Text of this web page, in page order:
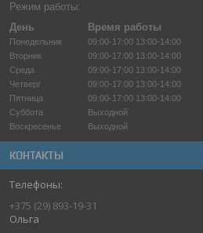
Режим работы:
День
Время работы
Понедельник 09:00-17:00 13:00-14:00
Вторник
09:00-17:00 13:00-14:00
Среда
09:00-17:00 13:00-14:00
Четверг
09:00-17:00 13:00-14:00
Пятница
09:00-17:00 13:00-14:00
Суббота
Выходной
Воскресенье
Выходной
КОНТАКТЫ
+375 (29) 893-19-31
Ольга